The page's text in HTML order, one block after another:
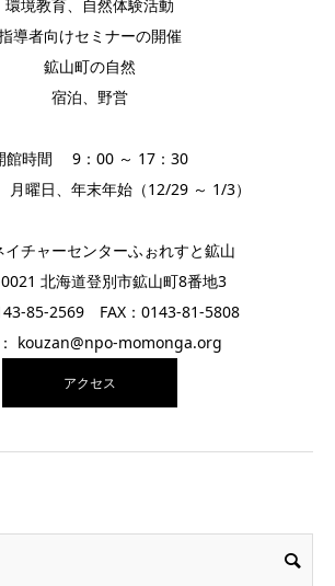
環境教育、自然体験活動
導者向けセミナーの開催
鉱山町の自然
宿泊、野営
館時間 9：00 ～ 17：30
日、年末年始（12/29 ～ 1/3）
イチャーセンターふぉれすと鉱山
北海道登別市鉱山町8番地3
85-2569 FAX：0143-81-5808
kouzan@npo-momonga.org
アクセス